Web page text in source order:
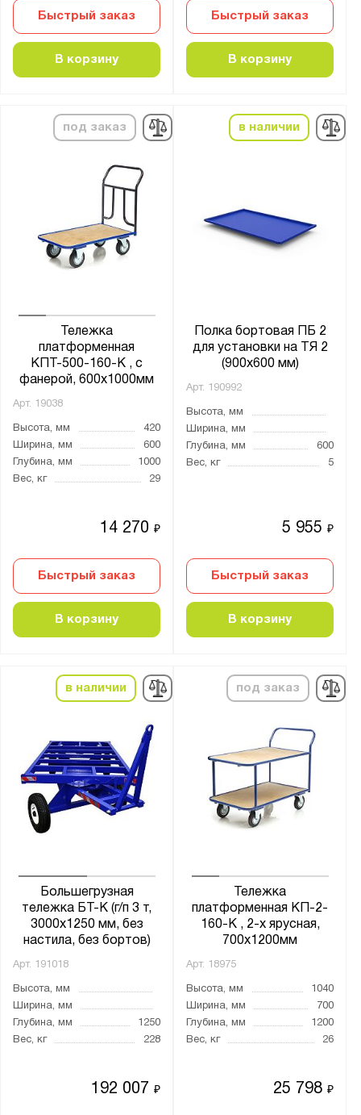
Быстрый заказ
В корзину
Быстрый заказ
В корзину
под заказ
Тележка
платформенная
КПТ-500-160-К , с
фанерой, 600х1000мм
Арт. 19038
Высота, мм
420
Ширина, мм
600
Глубина, мм
1000
Вес, кг
29
14 270₽
Быстрый заказ
В корзину
в наличии
Полка бортовая ПБ 2
для установки на ТЯ 2
(900x600 мм)
Арт. 190992
Высота, мм
Ширина, мм
Глубина, мм
600
Вес, кг
5
5 955₽
Быстрый заказ
В корзину
в наличии
Большегрузная
тележка БТ-К (г/п 3 т,
3000x1250 мм, без
настила, без бортов)
Арт. 191018
Высота, мм
Ширина, мм
Глубина, мм
1250
Вес, кг
228
192 007₽
под заказ
Тележка
платформенная КП-2-
160-К , 2-х ярусная,
700х1200мм
Арт. 18975
Высота, мм
1040
Ширина, мм
700
Глубина, мм
1200
Вес, кг
26
25 798₽